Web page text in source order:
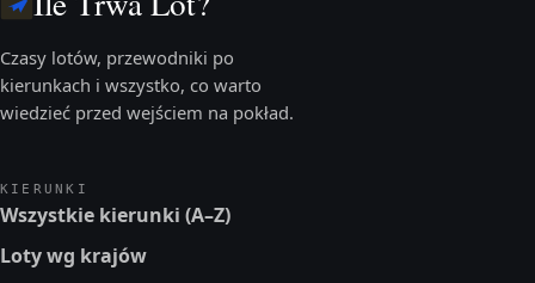
Czasy lotów, przewodniki po
kierunkach i wszystko, co warto
wiedzieć przed wejściem na pokład.
KIERUNKI
Wszystkie kierunki (A–Z)
Loty wg krajów